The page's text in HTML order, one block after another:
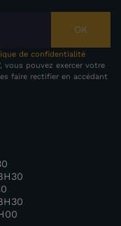
OK
de confidentialité
vous pouvez exercer votre
faire rectifier en accédant